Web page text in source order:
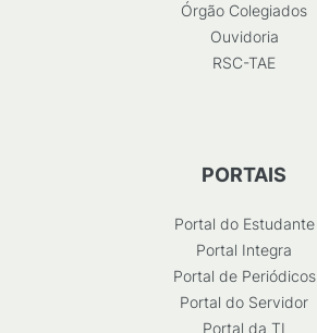
Órgão Colegiados
Ouvidoria
RSC-TAE
PORTAIS
Portal do Estudante
Portal Integra
Portal de Periódicos
Portal do Servidor
Portal da TI